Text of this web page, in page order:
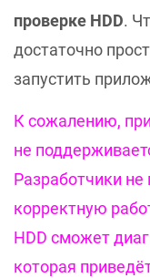
проверке HDD.
достаточно
запустить
К сожалению,
не
Разработчики не
корректную
HDD сможет
которая